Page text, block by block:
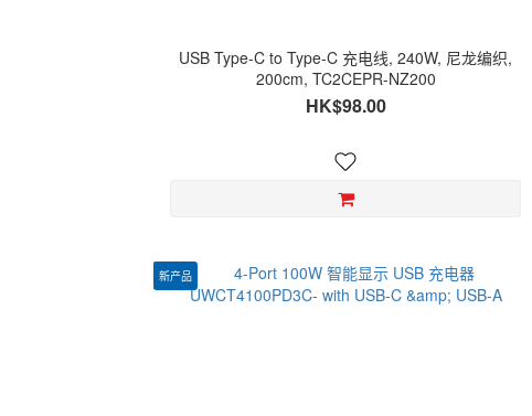
USB Type-C to Type-C 充电线, 240W, 尼龙编织,
200cm, TC2CEPR-NZ200
HK$98.00
新产品